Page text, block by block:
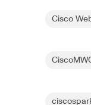
Cisco